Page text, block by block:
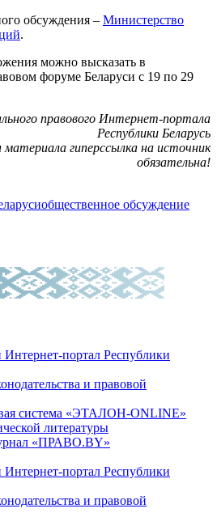
обсуждения – Министерство
.
можно высказать в
форуме Беларуси с 19 по 29
правового Интернет-портала
Республики Беларусь
материала гиперссылка на источник
обязательна!
общественное обсуждение
портал Республики
и правовой
система «ЭТАЛОН-ONLINE»
литературы
«ПРАВО.BY»
портал Республики
и правовой